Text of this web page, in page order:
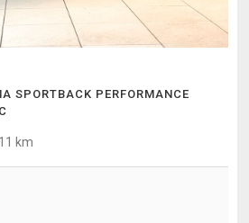
SPORTBACK PERFORMANCE
km